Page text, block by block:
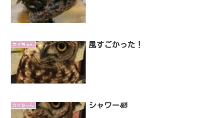
カイちゃん 風すごかった！
カイちゃん シャワー🛀